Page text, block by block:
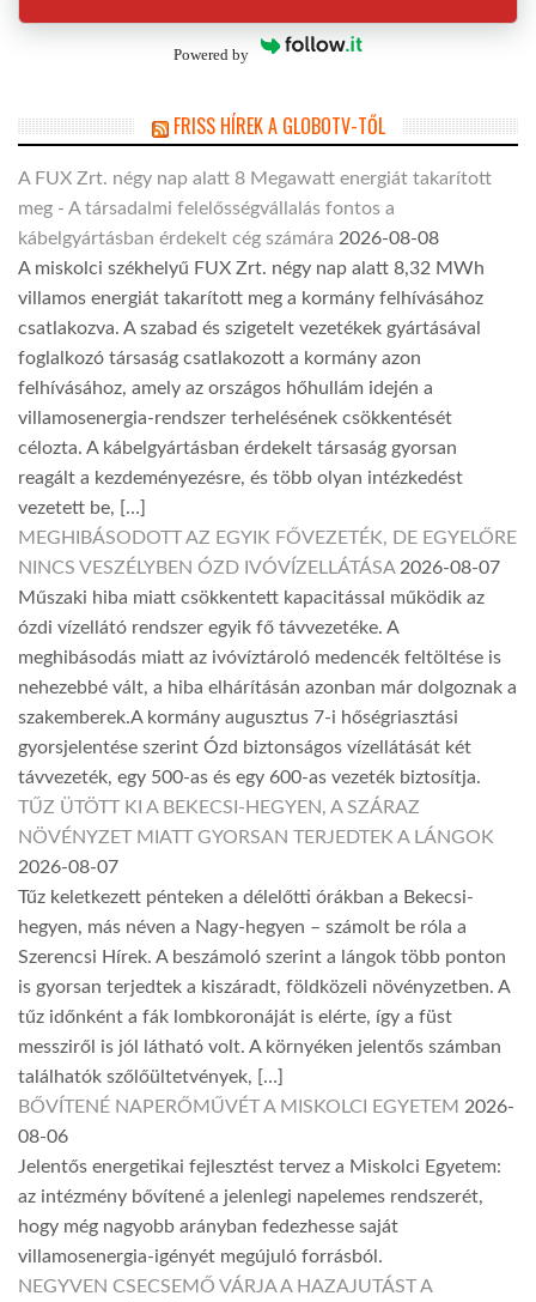
Powered by
FRISS HÍREK A GLOBOTV-TŐL
A FUX Zrt. négy nap alatt 8 Megawatt energiát takarított
meg - A társadalmi felelősségvállalás fontos a
kábelgyártásban érdekelt cég számára 2026-08-08
A miskolci székhelyű FUX Zrt. négy nap alatt 8,32 MWh
villamos energiát takarított meg a kormány felhívásához
csatlakozva. A szabad és szigetelt vezetékek gyártásával
foglalkozó társaság csatlakozott a kormány azon
felhívásához, amely az országos hőhullám idején a
villamosenergia-rendszer terhelésének csökkentését
célozta. A kábelgyártásban érdekelt társaság gyorsan
reagált a kezdeményezésre, és több olyan intézkedést
vezetett be, […]
MEGHIBÁSODOTT AZ EGYIK FŐVEZETÉK, DE EGYELŐRE
NINCS VESZÉLYBEN ÓZD IVÓVÍZELLÁTÁSA 2026-08-07
Műszaki hiba miatt csökkentett kapacitással működik az
ózdi vízellátó rendszer egyik fő távvezetéke. A
meghibásodás miatt az ivóvíztároló medencék feltöltése is
nehezebbé vált, a hiba elhárításán azonban már dolgoznak a
szakemberek.A kormány augusztus 7-i hőségriasztási
gyorsjelentése szerint Ózd biztonságos vízellátását két
távvezeték, egy 500-as és egy 600-as vezeték biztosítja.
TŰZ ÜTÖTT KI A BEKECSI-HEGYEN, A SZÁRAZ
NÖVÉNYZET MIATT GYORSAN TERJEDTEK A LÁNGOK
2026-08-07
Tűz keletkezett pénteken a délelőtti órákban a Bekecsi-
hegyen, más néven a Nagy-hegyen – számolt be róla a
Szerencsi Hírek. A beszámoló szerint a lángok több ponton
is gyorsan terjedtek a kiszáradt, földközeli növényzetben. A
tűz időnként a fák lombkoronáját is elérte, így a füst
messziről is jól látható volt. A környéken jelentős számban
találhatók szőlőültetvények, […]
BŐVÍTENÉ NAPERŐMŰVÉT A MISKOLCI EGYETEM 2026-
08-06
Jelentős energetikai fejlesztést tervez a Miskolci Egyetem:
az intézmény bővítené a jelenlegi napelemes rendszerét,
hogy még nagyobb arányban fedezhesse saját
villamosenergia-igényét megújuló forrásból.
NEGYVEN CSECSEMŐ VÁRJA A HAZAJUTÁST A